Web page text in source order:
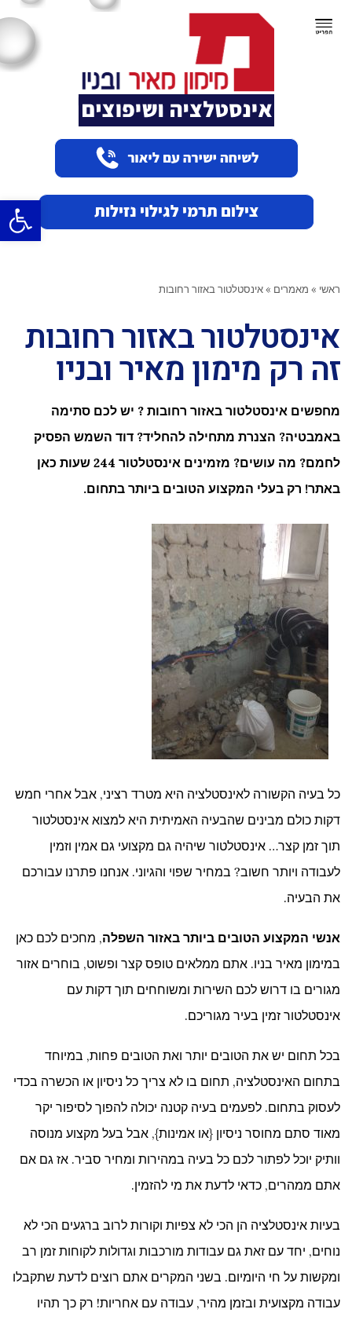
פתח
תפריט
ראשי » מאמרים »אינסטלטור באזור רחובות
אינסטלטור באזור רחובות
זה רק מימון מאיר ובניו
מחפשים אינסטלטור באזור רחובות ? יש לכם סתימה
באמבטיה? הצנרת מתחילה להחליד? דוד השמש הפסיק
לחמם? מה עושים? מזמינים אינסטלטור 244 שעות כאן
באתר! רק בעלי המקצוע הטובים ביותר בתחום.
כל בעיה הקשורה לאינסטלציה היא מטרד רציני, אבל אחרי חמש
דקות כולם מבינים שהבעיה האמיתית היא למצוא אינסטלטור
תוך זמן קצר… אינסטלטור שיהיה גם מקצועי גם אמין וזמין
לעבודה ויותר חשוב? במחיר שפוי והגיוני. אנחנו פתרנו עבורכם
את הבעיה.
אנשי המקצוע הטובים ביותר באזור השפלה, מחכים לכם כאן
במימון מאיר בניו. אתם ממלאים טופס קצר ופשוט, בוחרים אזור
מגורים בו דרוש לכם השירות ומשוחחים תוך דקות עם
אינסטלטור זמין בעיר מגוריכם.
בכל תחום יש את הטובים יותר ואת הטובים פחות, במיוחד
בתחום האינסטלציה, תחום בו לא צריך כל ניסיון או הכשרה בכדי
לעסוק בתחום. לפעמים בעיה קטנה יכולה להפוך לסיפור יקר
מאוד סתם מחוסר ניסיון {או אמינות}, אבל בעל מקצוע מנוסה
וותיק יוכל לפתור לכם כל בעיה במהירות ומחיר סביר. אז גם אם
אתם ממהרים, כדאי לדעת את מי להזמין.
בעיות אינסטלציה הן הכי לא צפיות וקורות לרוב ברגעים הכי לא
נוחים, יחד עם זאת גם עבודות מורכבות וגדולות לקוחות זמן רב
ומקשות על חי היומיום. בשני המקרים אתם רוצים לדעת שתקבלו
עבודה מקצועית ובזמן מהיר, עבודה עם אחריות! רק כך תהיו